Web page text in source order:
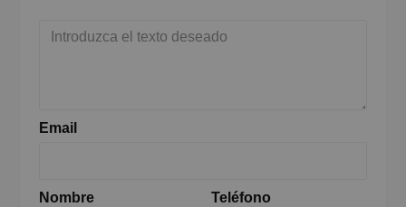
Email
Nombre Teléfono